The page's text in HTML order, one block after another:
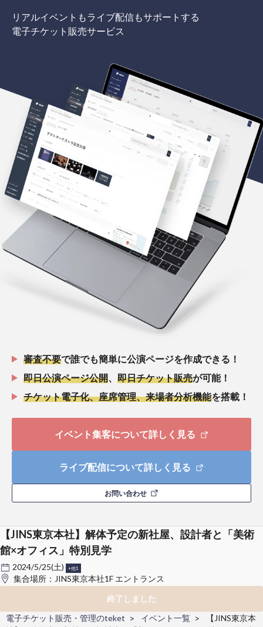
リアルイベントもライブ配信もサポートする
電子チケット販売サービス
審査不要で誰でも簡単に公演ページを作成できる！
即日公演ページ公開、 即日チケット販売が可能！
チケット電子化、座席管理、来場者分析機能を搭載！
イベント集客について詳しく見る
ライブ配信について詳しく見る
お問い合わせ
【JINS東京本社】解体予定の新社屋、設計者と「美術
館×オフィス」特別見学
2024/5/25(土) +他1
集合場所：JINS東京本社1F エントランス
終了しました
電子チケット販売・管理のteket
イベント一覧
【JINS東京本